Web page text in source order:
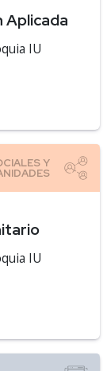
Aplicada
IU
IU